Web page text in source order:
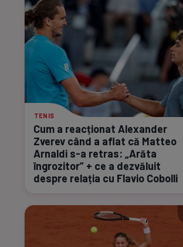
TENIS
Cum a reacționat Alexander
Zverev când a aflat că Matteo
Arnaldi s-a retras: „Arăta
îngrozitor” + ce a dezvăluit
despre relația cu Flavio Cobolli